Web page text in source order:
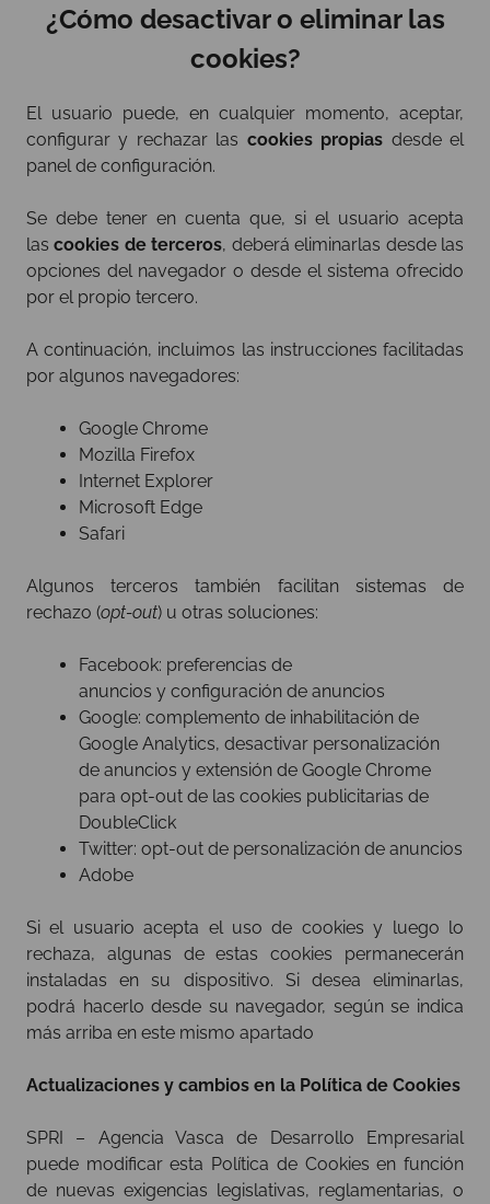
¿Cómo desactivar o eliminar las
cookies?
El usuario puede, en cualquier momento, aceptar,
configurar y rechazar las cookies propias desde el
panel de configuración.
Se debe tener en cuenta que, si el usuario acepta
lascookies de terceros, deberá eliminarlas desde las
opciones del navegador o desde el sistema ofrecido
por el propio tercero.
A continuación, incluimos las instrucciones facilitadas
por algunos navegadores:
Google Chrome
Mozilla Firefox
Internet Explorer
Microsoft Edge
Safari
Algunos terceros también facilitan sistemas de
rechazo (opt-out) u otras soluciones:
Facebook: preferencias de
anuncios y configuración de anuncios
Google: complemento de inhabilitación de
Google Analytics, desactivar personalización
de anuncios y extensión de Google Chrome
para opt-out de las cookies publicitarias de
DoubleClick
Twitter: opt-out de personalización de anuncios
Adobe
Si el usuario acepta el uso de cookies y luego lo
rechaza, algunas de estas cookies permanecerán
instaladas en su dispositivo. Si desea eliminarlas,
podrá hacerlo desde su navegador, según se indica
más arriba en este mismo apartado
Actualizaciones y cambios en la Política de Cookies
SPRI – Agencia Vasca de Desarrollo Empresarial
puede modificar esta Política de Cookies en función
de nuevas exigencias legislativas, reglamentarias, o